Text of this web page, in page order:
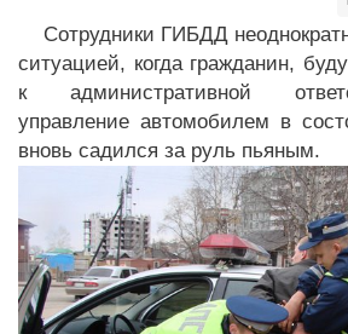
Сотрудники ГИБДД
ситуацией, когда гражданин,
к административной
управление автомобилем в
вновь садился за руль пьяным.